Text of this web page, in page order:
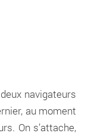
navigateurs
au moment
On s’attache,